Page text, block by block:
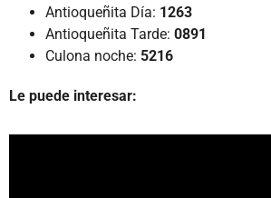
Antioqueñita Día: 1263
Antioqueñita Tarde: 0891
Culona noche: 5216
Le puede interesar: